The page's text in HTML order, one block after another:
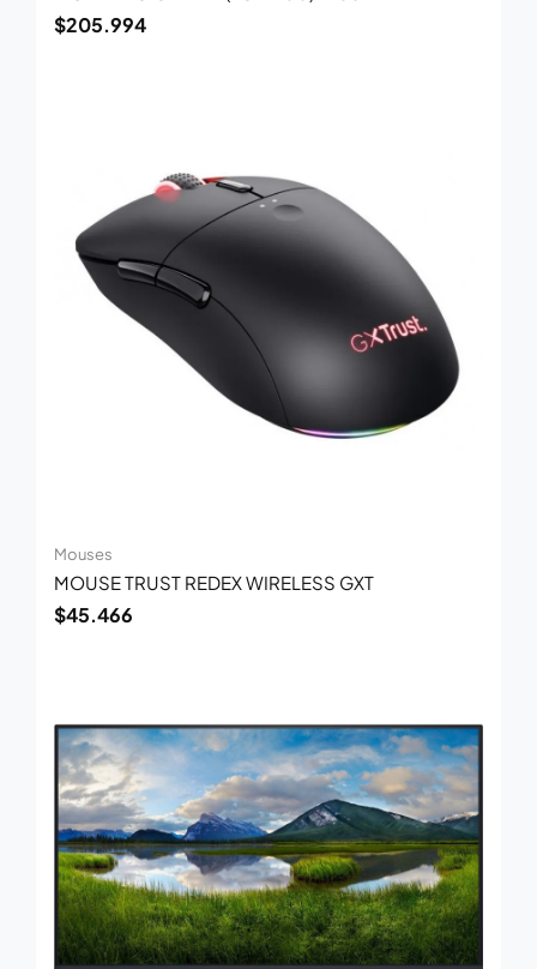
$205.994
Mouses
MOUSE TRUST REDEX WIRELESS GXT
$45.466